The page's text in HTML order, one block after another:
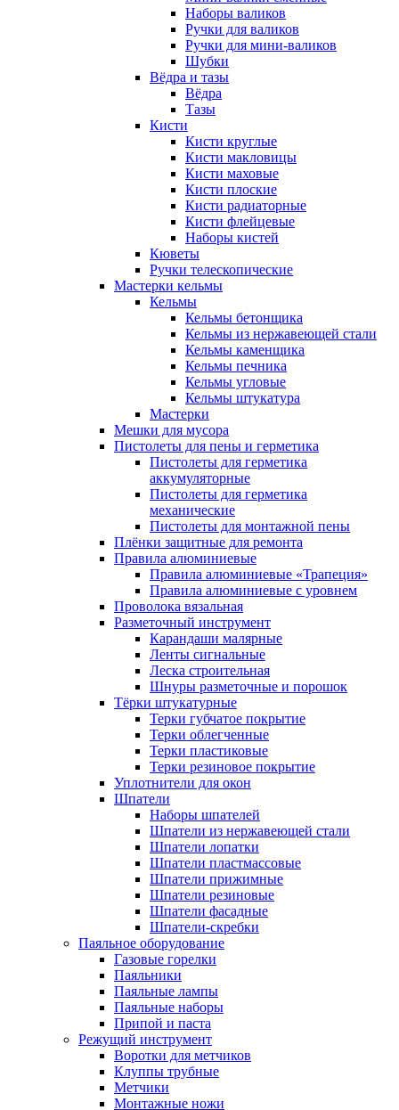
Наборы валиков
Ручки для валиков
Ручки для мини-валиков
Шубки
Вёдра и тазы
Вёдра
Тазы
Кисти
Кисти круглые
Кисти макловицы
Кисти маховые
Кисти плоские
Кисти радиаторные
Кисти флейцевые
Наборы кистей
Кюветы
Ручки телескопические
Мастерки кельмы
Кельмы
Кельмы бетонщика
Кельмы из нержавеющей стали
Кельмы каменщика
Кельмы печника
Кельмы угловые
Кельмы штукатура
Мастерки
Мешки для мусора
Пистолеты для пены и герметика
Пистолеты для герметика
аккумуляторные
Пистолеты для герметика
механические
Пистолеты для монтажной пены
Плёнки защитные для ремонта
Правила алюминиевые
Правила алюминиевые «Трапеция»
Правила алюминиевые с уровнем
Проволока вязальная
Разметочный инструмент
Карандаши малярные
Ленты сигнальные
Леска строительная
Шнуры разметочные и порошок
Тёрки штукатурные
Терки губчатое покрытие
Терки облегченные
Терки пластиковые
Терки резиновое покрытие
Уплотнители для окон
Шпатели
Наборы шпателей
Шпатели из нержавеющей стали
Шпатели лопатки
Шпатели пластмассовые
Шпатели прижимные
Шпатели резиновые
Шпатели фасадные
Шпатели-скребки
Паяльное оборудование
Газовые горелки
Паяльники
Паяльные лампы
Паяльные наборы
Припой и паста
Режущий инструмент
Воротки для метчиков
Клуппы трубные
Метчики
Монтажные ножи